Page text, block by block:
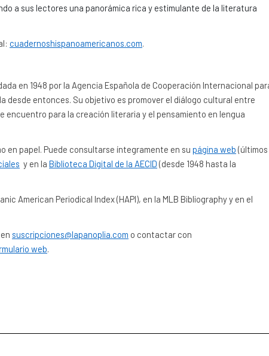
a sus lectores una panorámica rica y estimulante de la literatura
cuadernoshispanoamericanos.com.
en 1948 por la Agencia Española de Cooperación Internacional
desde entonces. Su objetivo es promover el diálogo cultural entre
encuentro para la creación literaria y el pensamiento en lengua
en papel. Puede consultarse íntegramente en su página web (últimos
y en la Biblioteca Digital de la AECID (desde 1948 hasta la
American Periodical Index (HAPI), en la MLB Bibliography y en el
suscripciones@lapanoplia.com o contactar con
web.